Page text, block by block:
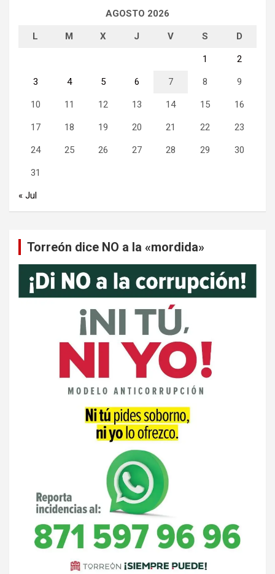
AGOSTO 2026
L M X J V S D
1 2
3 4 5 6 7 8 9
10 11 12 13 14 15 16
17 18 19 20 21 22 23
24 25 26 27 28 29 30
31
« Jul
Torreón dice NO a la «mordida»